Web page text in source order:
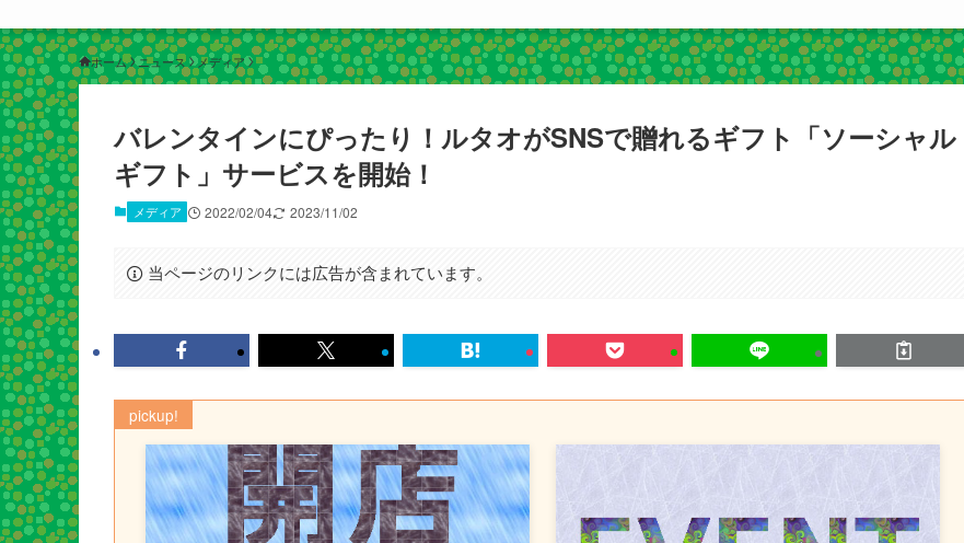
ホーム ニュース メディア
バレンタインにぴったり！ルタオがSNSで贈れるギフト「ソーシャル
ギフト」サービスを開始！
メディア 2022/02/04 2023/11/02
当ページのリンクには広告が含まれています。
pickup!